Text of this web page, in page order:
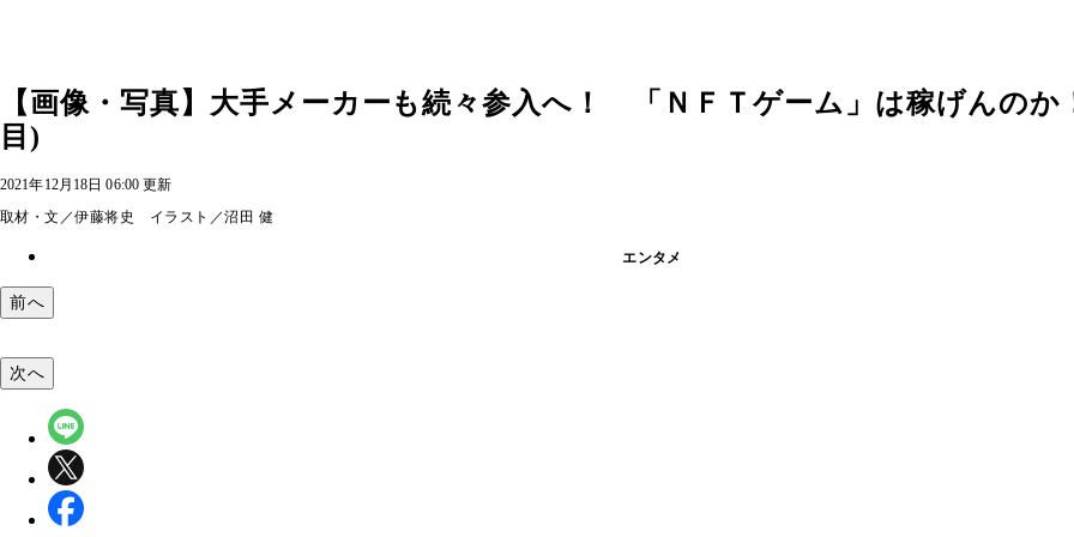
【画像・写真】大手メーカーも続々参入へ！ 「ＮＦＴゲーム」は稼げんのか
目)
2021年12月18日 06:00 更新
取材・文／伊藤将史 イラスト／沼田 健
エンタメ
前へ
次へ